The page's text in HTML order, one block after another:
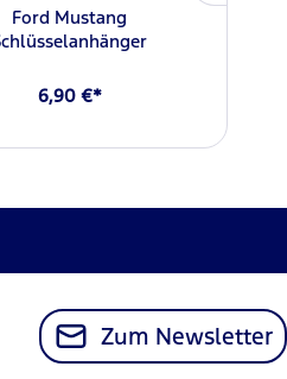
Ford Mustang
6,90 €*
Zum Newsletter